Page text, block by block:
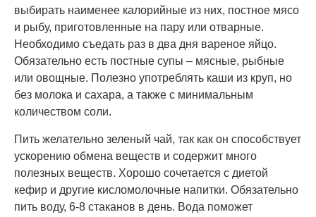
выбирать наименее калорийные из них, постное мясо
и рыбу, приготовленные на пару или отварные.
Необходимо съедать раз в два дня вареное яйцо.
Обязательно есть постные супы – мясные, рыбные
или овощные. Полезно употреблять каши из круп, но
без молока и сахара, а также с минимальным
количеством соли.
Пить желательно зеленый чай, так как он способствует
ускорению обмена веществ и содержит много
полезных веществ. Хорошо сочетается с диетой
кефир и другие кисломолочные напитки. Обязательно
пить воду, 6-8 стаканов в день. Вода поможет